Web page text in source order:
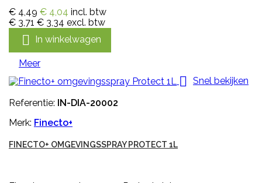
€ 4,49 € 4,04 incl. btw
€ 3,71 € 3,34 excl. btw
 In winkelwagen
Meer

Snel bekijken
Referentie: IN-DIA-20002
Merk: Finecto+
FINECTO+ OMGEVINGSSPRAY PROTECT 1L